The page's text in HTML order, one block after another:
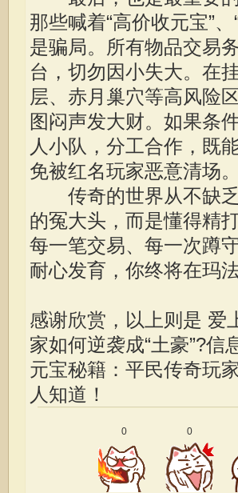
那些喊着“高价收元宝”
是骗局。所有物品交易
台，切勿因小失大。在
层、赤月巢穴等高风险
图闷声发大财。如果条
人小队，分工合作，既
免被红名玩家恶意清场。
传奇的世界从不缺乏
的冤大头，而是懂得精
每一笔交易、每一次蹲
耐心发育，你终将在玛
感谢欣赏，以上则是 爱
家如何逆袭成“土豪”?
元宝秘籍：平民传奇玩
人知道！
0 0